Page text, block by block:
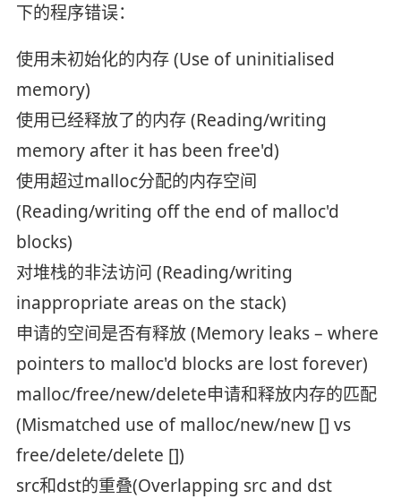
下的程序错误：
使用未初始化的内存 (Use of uninitialised
memory)
使用已经释放了的内存 (Reading/writing
memory after it has been free'd)
使用超过malloc分配的内存空间
(Reading/writing off the end of malloc'd
blocks)
对堆栈的非法访问 (Reading/writing
inappropriate areas on the stack)
申请的空间是否有释放 (Memory leaks – where
pointers to malloc'd blocks are lost forever)
malloc/free/new/delete申请和释放内存的匹配
(Mismatched use of malloc/new/new [] vs
free/delete/delete [])
src和dst的重叠(Overlapping src and dst